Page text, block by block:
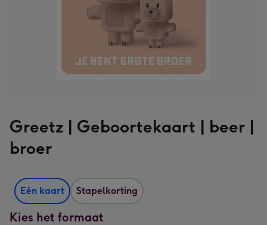
Greetz | Geboortekaart | beer |
broer
Eén kaart Stapelkorting
Kies het formaat